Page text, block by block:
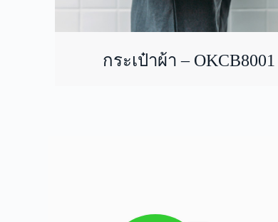
กระเป๋าผ้า – OKCB8001